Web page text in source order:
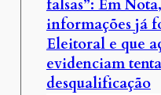
falsas”: Em
informações já
Eleitoral e que
evidenciam
desqualificação